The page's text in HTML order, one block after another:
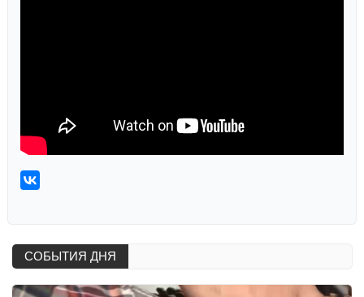
СОБЫТИЯ ДНЯ